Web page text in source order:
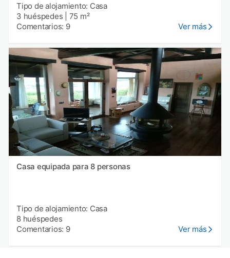
Tipo de alojamiento: Casa
3 huéspedes
75 m²
Comentarios: 9
Ver más
Casa equipada para 8 personas
Tipo de alojamiento: Casa
8 huéspedes
Comentarios: 9
Ver más